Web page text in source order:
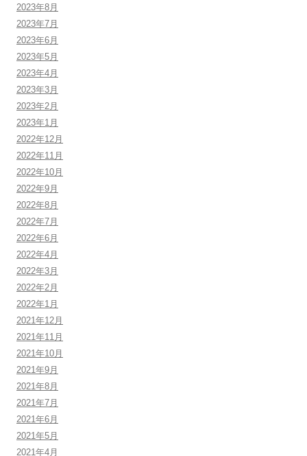
2023年8月
2023年7月
2023年6月
2023年5月
2023年4月
2023年3月
2023年2月
2023年1月
2022年12月
2022年11月
2022年10月
2022年9月
2022年8月
2022年7月
2022年6月
2022年4月
2022年3月
2022年2月
2022年1月
2021年12月
2021年11月
2021年10月
2021年9月
2021年8月
2021年7月
2021年6月
2021年5月
2021年4月